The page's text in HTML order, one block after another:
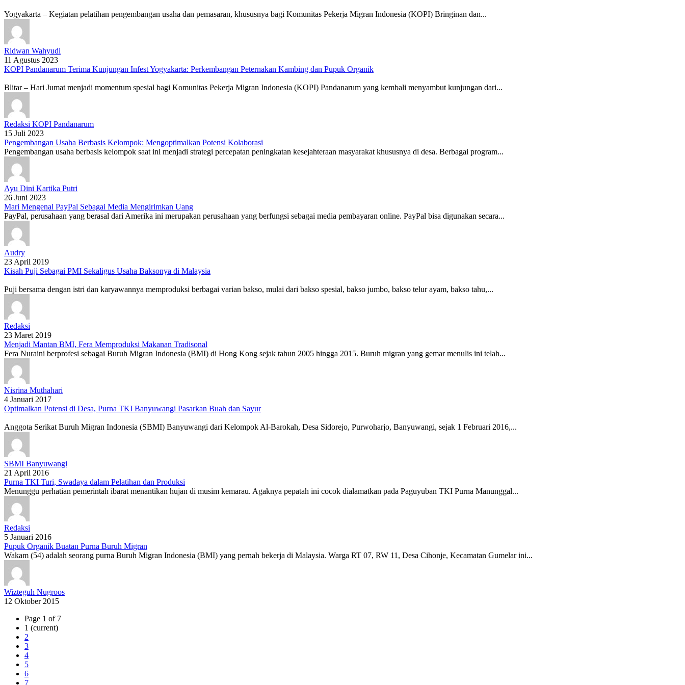
Yogyakarta – Kegiatan pelatihan pengembangan usaha dan pemasaran, khususnya bagi Komunitas Pekerja Migran Indonesia (KOPI) Bringinan dan...
Ridwan Wahyudi
11 Agustus 2023
KOPI Pandanarum Terima Kunjungan Infest Yogyakarta: Perkembangan Peternakan Kambing dan Pupuk Organik
Blitar – Hari Jumat menjadi momentum spesial bagi Komunitas Pekerja Migran Indonesia (KOPI) Pandanarum yang kembali menyambut kunjungan dari...
Redaksi KOPI Pandanarum
15 Juli 2023
Pengembangan Usaha Berbasis Kelompok: Mengoptimalkan Potensi Kolaborasi
Pengembangan usaha berbasis kelompok saat ini menjadi strategi percepatan peningkatan kesejahteraan masyarakat khususnya di desa. Berbagai program...
Ayu Dini Kartika Putri
26 Juni 2023
Mari Mengenal PayPal Sebagai Media Mengirimkan Uang
PayPal, perusahaan yang berasal dari Amerika ini merupakan perusahaan yang berfungsi sebagai media pembayaran online. PayPal bisa digunakan secara...
Audry
23 April 2019
Kisah Puji Sebagai PMI Sekaligus Usaha Baksonya di Malaysia
Puji bersama dengan istri dan karyawannya memproduksi berbagai varian bakso, mulai dari bakso spesial, bakso jumbo, bakso telur ayam, bakso tahu,...
Redaksi
23 Maret 2019
Menjadi Mantan BMI, Fera Memproduksi Makanan Tradisonal
Fera Nuraini berprofesi sebagai Buruh Migran Indonesia (BMI) di Hong Kong sejak tahun 2005 hingga 2015. Buruh migran yang gemar menulis ini telah...
Nisrina Muthahari
4 Januari 2017
Optimalkan Potensi di Desa, Purna TKI Banyuwangi Pasarkan Buah dan Sayur
Anggota Serikat Buruh Migran Indonesia (SBMI) Banyuwangi dari Kelompok Al-Barokah, Desa Sidorejo, Purwoharjo, Banyuwangi, sejak 1 Februari 2016,...
SBMI Banyuwangi
21 April 2016
Purna TKI Turi, Swadaya dalam Pelatihan dan Produksi
Menunggu perhatian pemerintah ibarat menantikan hujan di musim kemarau. Agaknya pepatah ini cocok dialamatkan pada Paguyuban TKI Purna Manunggal...
Redaksi
5 Januari 2016
Pupuk Organik Buatan Purna Buruh Migran
Wakam (54) adalah seorang purna Buruh Migran Indonesia (BMI) yang pernah bekerja di Malaysia. Warga RT 07, RW 11, Desa Cihonje, Kecamatan Gumelar ini...
Wizteguh Nugroos
12 Oktober 2015
Page 1 of 7
1 (current)
2
3
4
5
6
7